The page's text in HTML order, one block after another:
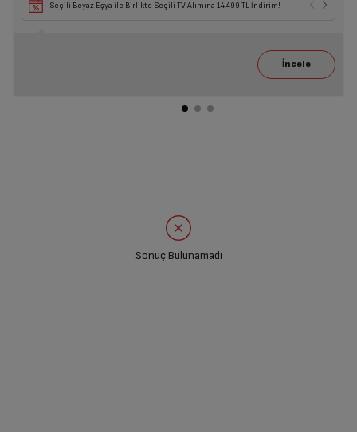
Seçili Beyaz Eşya ile Birlikte Seçili TV Alımına 14.499 TL İndirim!
Sonuç Bulunamadı